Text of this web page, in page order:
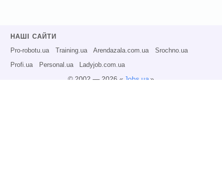
НАШІ САЙТИ
Pro-robotu.ua Training.ua Arendazala.com.ua Srochno.ua
Profi.ua Personal.ua Ladyjob.com.ua
© 2002 — 2026 « Jobs.ua»